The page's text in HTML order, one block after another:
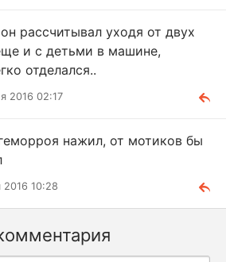
рассчитывал уходя от двух
и с детьми в машине,
отделался..
2016 02:17
нажил, от мотиков бы
2016 10:28